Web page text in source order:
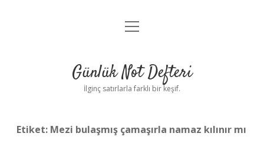
Anasayfa
Yasal Uyarı
menüyü
Günlük Not Defteri
İlginç satırlarla farklı bir keşif.
Etiket: Mezi bulaşmış çamaşırla namaz kılınır mı